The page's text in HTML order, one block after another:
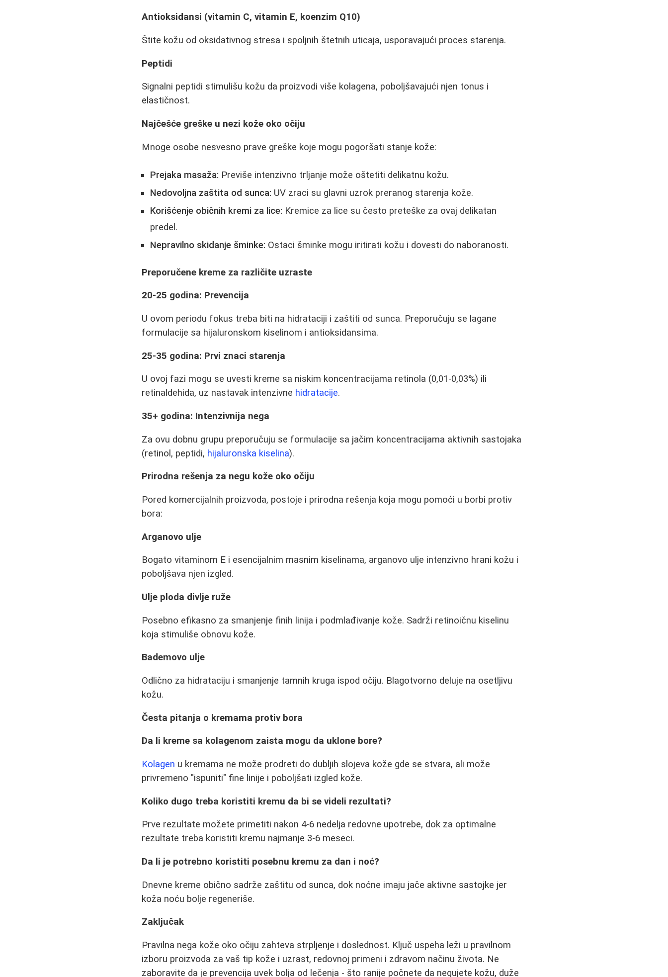
Antioksidansi (vitamin C, vitamin E, koenzim Q10)
Štite kožu od oksidativnog stresa i spoljnih štetnih uticaja, usporavajući proces starenja.
Peptidi
Signalni peptidi stimulišu kožu da proizvodi više kolagena, poboljšavajući njen tonus i
elastičnost.
Najčešće greške u nezi kože oko očiju
Mnoge osobe nesvesno prave greške koje mogu pogoršati stanje kože:
Prejaka masaža: Previše intenzivno trljanje može oštetiti delikatnu kožu.
Nedovoljna zaštita od sunca: UV zraci su glavni uzrok preranog starenja kože.
Korišćenje običnih kremi za lice: Kremice za lice su često preteške za ovaj delikatan
predel.
Nepravilno skidanje šminke: Ostaci šminke mogu iritirati kožu i dovesti do naboranosti.
Preporučene kreme za različite uzraste
20-25 godina: Prevencija
U ovom periodu fokus treba biti na hidrataciji i zaštiti od sunca. Preporučuju se lagane
formulacije sa hijaluronskom kiselinom i antioksidansima.
25-35 godina: Prvi znaci starenja
U ovoj fazi mogu se uvesti kreme sa niskim koncentracijama retinola (0,01-0,03%) ili
retinaldehida, uz nastavak intenzivne hidratacije.
35+ godina: Intenzivnija nega
Za ovu dobnu grupu preporučuju se formulacije sa jačim koncentracijama aktivnih sastojaka
(retinol, peptidi, hijaluronska kiselina).
Prirodna rešenja za negu kože oko očiju
Pored komercijalnih proizvoda, postoje i prirodna rešenja koja mogu pomoći u borbi protiv
bora:
Arganovo ulje
Bogato vitaminom E i esencijalnim masnim kiselinama, arganovo ulje intenzivno hrani kožu i
poboljšava njen izgled.
Ulje ploda divlje ruže
Posebno efikasno za smanjenje finih linija i podmlađivanje kože. Sadrži retinoičnu kiselinu
koja stimuliše obnovu kože.
Bademovo ulje
Odlično za hidrataciju i smanjenje tamnih kruga ispod očiju. Blagotvorno deluje na osetljivu
kožu.
Česta pitanja o kremama protiv bora
Da li kreme sa kolagenom zaista mogu da uklone bore?
Kolagen u kremama ne može prodreti do dubljih slojeva kože gde se stvara, ali može
privremeno "ispuniti" fine linije i poboljšati izgled kože.
Koliko dugo treba koristiti kremu da bi se videli rezultati?
Prve rezultate možete primetiti nakon 4-6 nedelja redovne upotrebe, dok za optimalne
rezultate treba koristiti kremu najmanje 3-6 meseci.
Da li je potrebno koristiti posebnu kremu za dan i noć?
Dnevne kreme obično sadrže zaštitu od sunca, dok noćne imaju jače aktivne sastojke jer
koža noću bolje regeneriše.
Zaključak
Pravilna nega kože oko očiju zahteva strpljenje i doslednost. Ključ uspeha leži u pravilnom
izboru proizvoda za vaš tip kože i uzrast, redovnoj primeni i zdravom načinu života. Ne
zaboravite da je prevencija uvek bolja od lečenja - što ranije počnete da negujete kožu, duže